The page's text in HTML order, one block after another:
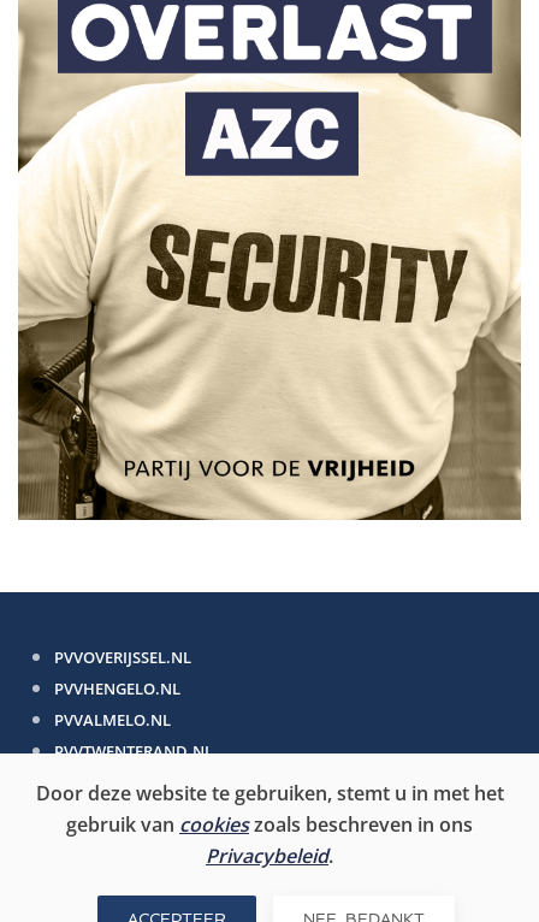
PVVOVERIJSSEL.NL
PVVHENGELO.NL
PVVALMELO.NL
PVVTWENTERAND.NL
PVV.NL
PVV-EUROPA.NL
Door deze website te gebruiken, stemt u in met het
gebruik van cookieszoals beschreven in ons
Privacybeleid.